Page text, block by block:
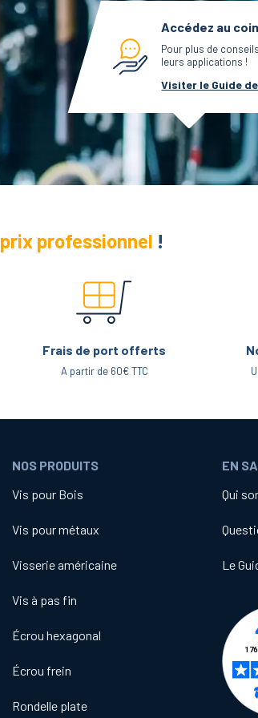
Accédez au
Pour plus de
leurs applications !
Visiter le Guide
prix professionnel !
Frais de port offerts
A partir de 60€ TTC
NOS PRODUITS
Vis pour Bois
Vis pour métaux
Visserie américaine
Vis à pas fin
Écrou hexagonal
Écrou frein
Rondelle plate
EN
Qui
Le